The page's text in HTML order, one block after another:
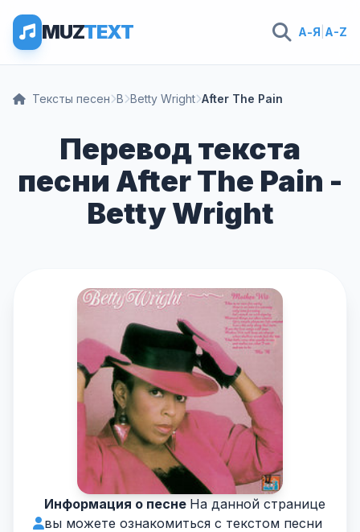
MUZTEXT А-Я A-Z
Тексты песен B Betty Wright After The Pain
Перевод текста
песни After The Pain -
Betty Wright
Информация о песне На данной странице
вы можете ознакомиться с текстом песни